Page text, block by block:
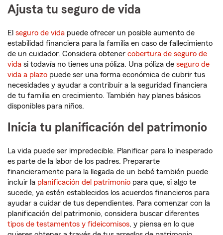
Ajusta tu seguro de vida
El seguro de vida puede ofrecer un posible aumento de
estabilidad financiera para la familia en caso de fallecimiento
de un cuidador. Considera obtener cobertura de seguro de
vida si todavía no tienes una póliza. Una póliza de seguro de
vida a plazo puede ser una forma económica de cubrir tus
necesidades y ayudar a contribuir a la seguridad financiera
de tu familia en crecimiento. También hay planes básicos
disponibles para niños.
Inicia tu planificación del patrimonio
La vida puede ser impredecible. Planificar para lo inesperado
es parte de la labor de los padres. Prepararte
financieramente para la llegada de un bebé también puede
incluir la planificación del patrimonio para que, si algo te
sucede, ya estén establecidos los acuerdos financieros para
ayudar a cuidar de tus dependientes. Para comenzar con la
planificación del patrimonio, considera buscar diferentes
tipos de testamentos y fideicomisos, y piensa en lo que